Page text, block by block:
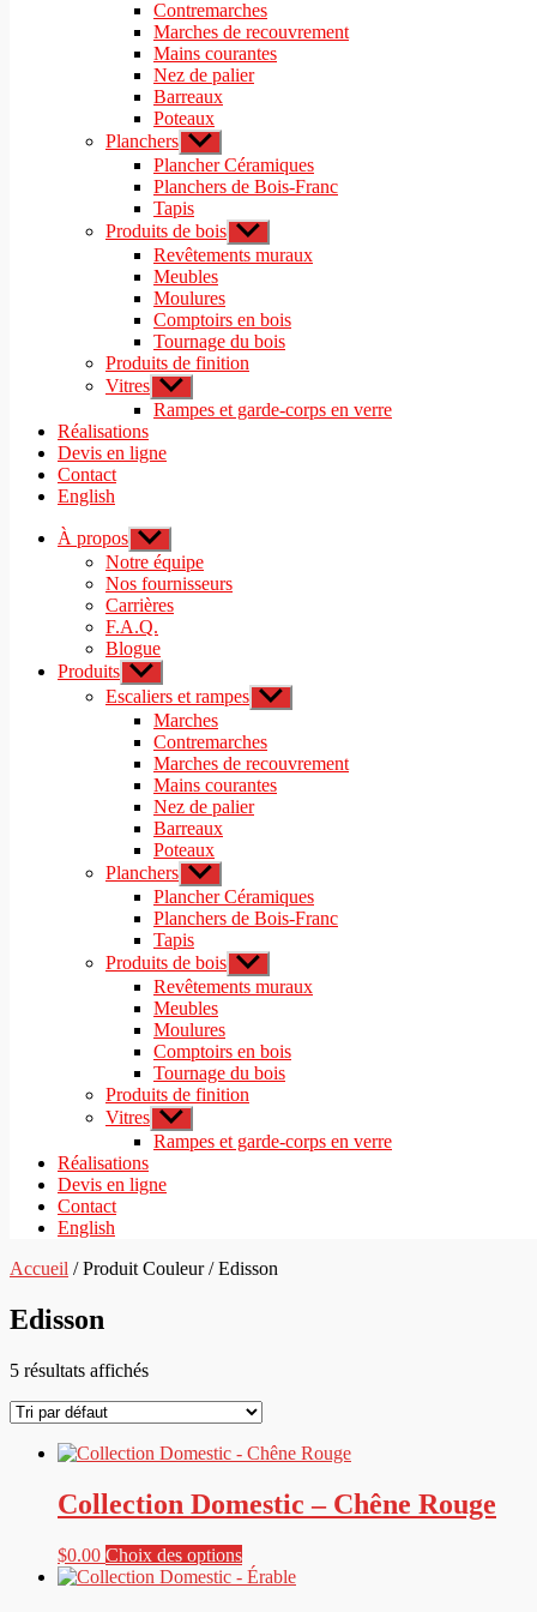
menu
Contremarches
Marches de recouvrement
Mains courantes
Nez de palier
Barreaux
Poteaux
Planchers Afficher
le
sous-
menu
Plancher Céramiques
Planchers de Bois-Franc
Tapis
Produits de bois Afficher
le
sous-
Revêtements muraux
Meubles
Moulures
Comptoirs en bois
Tournage du bois
Produits de finition
Vitres Afficher
le
sous-
Rampes et garde-corps en verre
Réalisations
Devis en ligne
Contact
English
À propos Afficher
le
sous-
menu
Notre équipe
Nos fournisseurs
Carrières
F.A.Q.
Blogue
Produits Afficher
le
sous-
menu
Escaliers et rampes Afficher
le
menu
Marches
Contremarches
Marches de recouvrement
Mains courantes
Nez de palier
Barreaux
Poteaux
Planchers Afficher
le
sous-
menu
Plancher Céramiques
Planchers de Bois-Franc
Tapis
Produits de bois Afficher
le
sous-
Revêtements muraux
Meubles
Moulures
Comptoirs en bois
Tournage du bois
Produits de finition
Vitres Afficher
le
sous-
Rampes et garde-corps en verre
Réalisations
Devis en ligne
Contact
English
Accueil / Produit Couleur / Edisson
Edisson
5 résultats affichés
Collection Domestic – Chêne Rouge
$0.00 Choix des optionsCe
produit